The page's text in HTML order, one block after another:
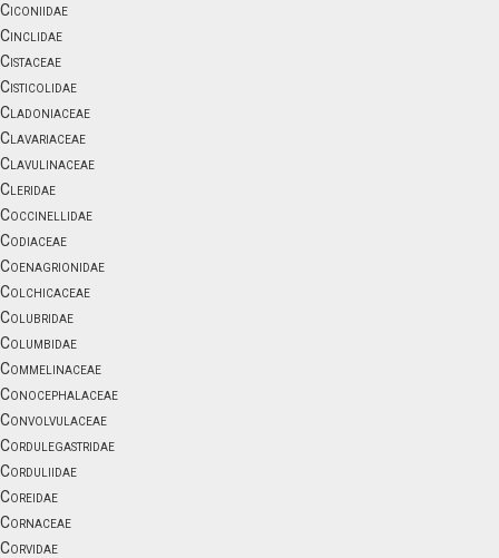
Ciconiidae
Cinclidae
Cistaceae
Cisticolidae
Cladoniaceae
Clavariaceae
Clavulinaceae
Cleridae
Coccinellidae
Codiaceae
Coenagrionidae
Colchicaceae
Colubridae
Columbidae
Commelinaceae
Conocephalaceae
Convolvulaceae
Cordulegastridae
Corduliidae
Coreidae
Cornaceae
Corvidae